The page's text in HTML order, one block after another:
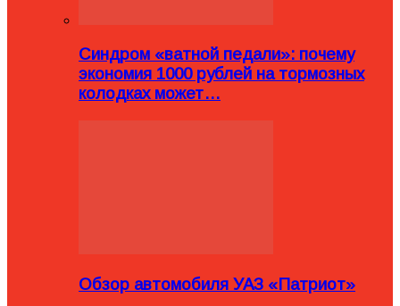
Синдром «ватной педали»: почему
экономия 1000 рублей на тормозных
колодках может…
Обзор автомобиля УАЗ «Патриот»